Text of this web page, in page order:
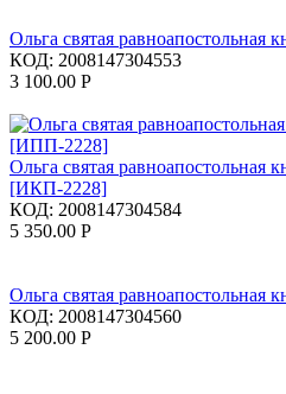
Ольга святая
КОД: 2008147304553
3 100.00 Р
Ольга святая равноапостольная
[ИКП-2228]
КОД: 2008147304584
5 350.00 Р
Ольга святая
КОД: 2008147304560
5 200.00 Р